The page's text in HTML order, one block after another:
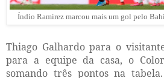
Índio Ramirez marcou mais um gol pelo
Thiago Galhardo para o
para a equipe da casa, o
somando três pontos na